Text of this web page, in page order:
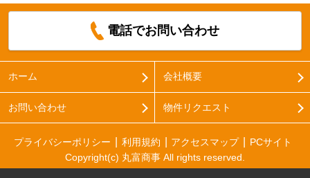
電話でお問い合わせ
ホーム 会社概要
お問い合わせ 物件リクエスト
プライバシーポリシー 利用規約 アクセスマップ
PCサイト
Copyright(c) 丸富商事 All rights reserved.